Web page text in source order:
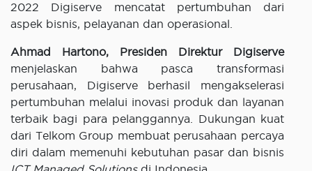
2022 Digiserve mencatat pertumbuhan dari
aspek bisnis, pelayanan dan operasional.
Ahmad Hartono, Presiden Direktur Digiserve
menjelaskan bahwa pasca transformasi
perusahaan, Digiserve berhasil mengakselerasi
pertumbuhan melalui inovasi produk dan layanan
terbaik bagi para pelanggannya. Dukungan kuat
dari Telkom Group membuat perusahaan percaya
diri dalam memenuhi kebutuhan pasar dan bisnis